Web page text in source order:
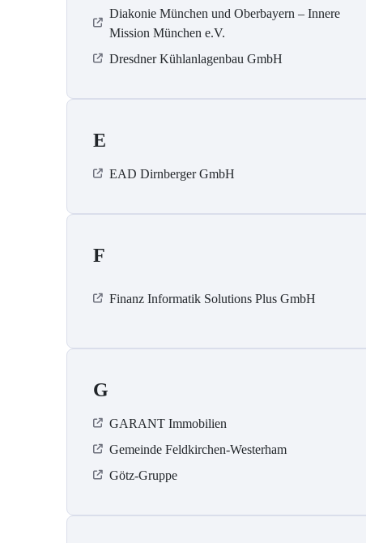
Diakonie München und Oberbayern – Innere
Mission München e.V.
Dresdner Kühlanlagenbau GmbH
E
EAD Dirnberger GmbH
F
Finanz Informatik Solutions Plus GmbH
G
GARANT Immobilien
Gemeinde Feldkirchen-Westerham
Götz-Gruppe